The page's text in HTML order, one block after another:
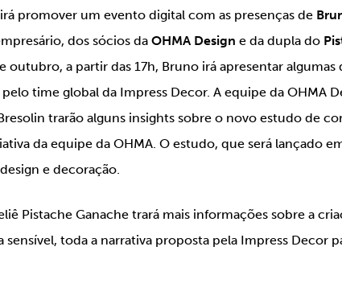
promover um evento digital com as presenças de
dos sócios da OHMA Design e da dupla do
a partir das 17h, Bruno irá apresentar algumas
time global da Impress Decor. A equipe da OHMA
trarão alguns insights sobre o novo estudo de
da equipe da OHMA. O estudo, que será lançado
e decoração.
Pistache Ganache trará mais informações sobre a
toda a narrativa proposta pela Impress Decor